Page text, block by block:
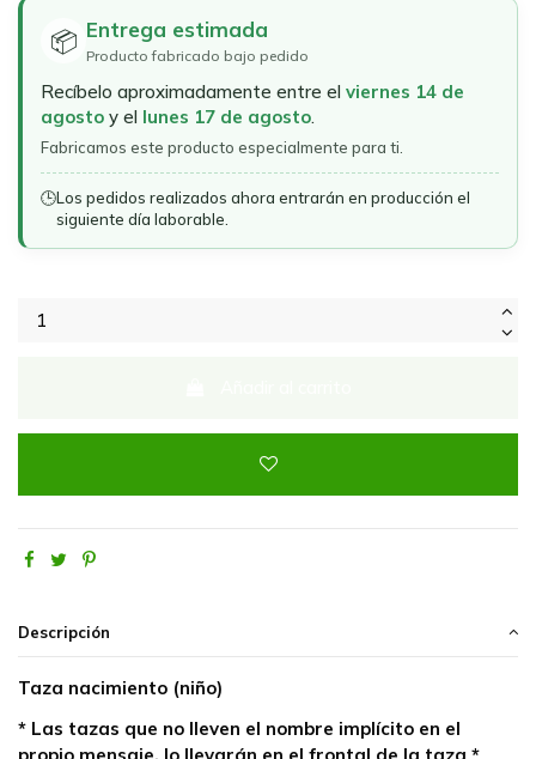
📦 Entrega estimada
Producto fabricado bajo pedido
Recíbelo aproximadamente entre el viernes 14 de
agosto y el lunes 17 de agosto.
Fabricamos este producto especialmente para ti.
🕒Los pedidos realizados ahora entrarán en producción el
siguiente día laborable.
Descripción
Taza nacimiento (niño)
* Las tazas que no lleven el nombre implícito en el